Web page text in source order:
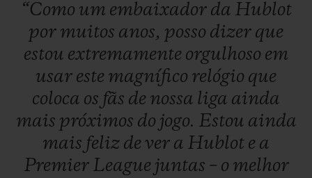
“Como um embaixador da Hublot
por muitos anos, posso dizer que
estou extremamente orgulhoso em
usar este magnífico relógio que
coloca os fãs de nossa liga ainda
mais próximos do jogo. Estou ainda
mais feliz de ver a Hublot e a
Premier League juntas – o melhor